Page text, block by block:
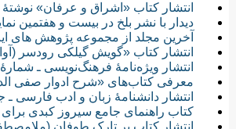
انتشار کتاب «اشراق و عرفان» نوشتهٔ
دیدار با نشر بلخ در بیست و هفتمین
آخرین مجلد از مجموعه پژوهش های
انتشار کتاب «گویش گیلکی رودسر
انتشار ویژه‌نامۀ فرهنگ‌نویسی ـ شمارۀ 10
معرفی کتاب‌های «شرح ادوار صفی
انتشار دانشنامۀ زبان و ادب فارسی
کتاب راهنمای جامع سیروز کبدی
انتشار کتاب بر تارک طوفان